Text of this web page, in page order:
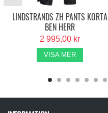
LINDSTRANDS ZH PANTS KORTA
BEN HERR
2 995,00 kr
VISA MER